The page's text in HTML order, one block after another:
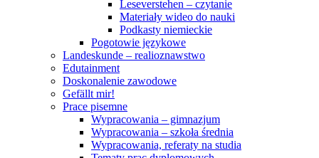
Leseverstehen – czytanie
Materiały wideo do nauki
Podkasty niemieckie
Pogotowie językowe
Landeskunde – realioznawstwo
Edutainment
Doskonalenie zawodowe
Gefällt mir!
Prace pisemne
Wypracowania – gimnazjum
Wypracowania – szkoła średnia
Wypracowania, referaty na studia